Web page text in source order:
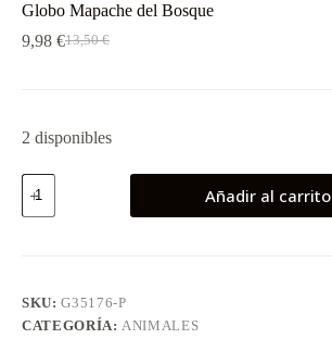
Globo Mapache del Bosque
13,50€
El
9,98 €El
2 disponibles
Globo
Mapache
del
Añadir al carrito
SKU:G35176-P
CATEGORÍA: ANIMALES